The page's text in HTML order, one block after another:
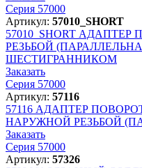
Серия 57000
Артикул: 57010_SHORT
57010_SHORT АДАПТЕР
РЕЗЬБОЙ
ШЕСТИГРАННИКОМ
Заказать
Серия 57000
Артикул: 57116
57116 АДАПТЕР
НАРУЖНОЙ РЕЗЬБОЙ
Заказать
Серия 57000
Артикул: 57326